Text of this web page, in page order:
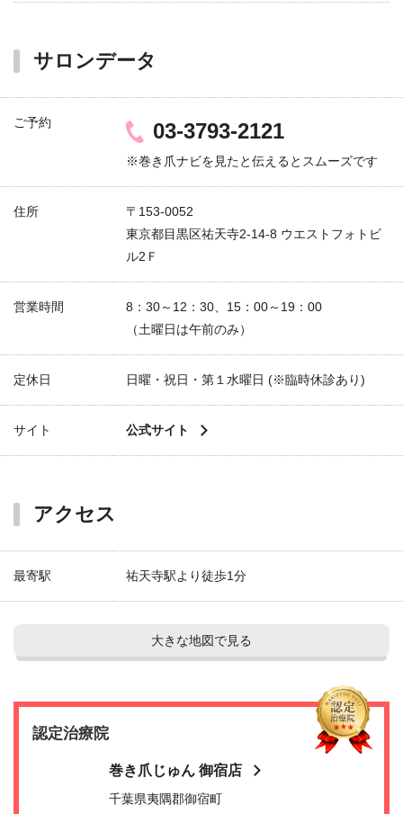
サロンデータ
ご予約 03-3793-2121
※巻き爪ナビを見たと伝えるとスムーズです
住所
〒153-0052
東京都目黒区祐天寺2-14-8 ウエストフォトビ
ル2Ｆ
営業時間
8：30～12：30、15：00～19：00
（土曜日は午前のみ）
定休日 日曜・祝日・第１水曜日 (※臨時休診あり)
サイト 公式サイト
アクセス
最寄駅 祐天寺駅より徒歩1分
大きな地図で見る
認定治療院
巻き爪じゅん 御宿店
千葉県夷隅郡御宿町